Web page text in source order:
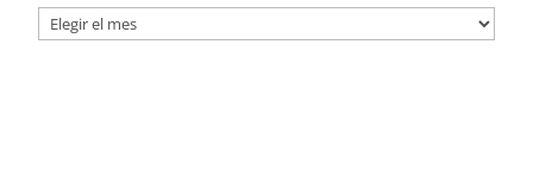
Histórico
de